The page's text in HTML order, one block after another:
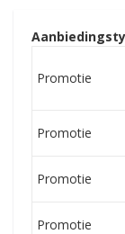
Promotie
Promotie
Promotie
Promotie